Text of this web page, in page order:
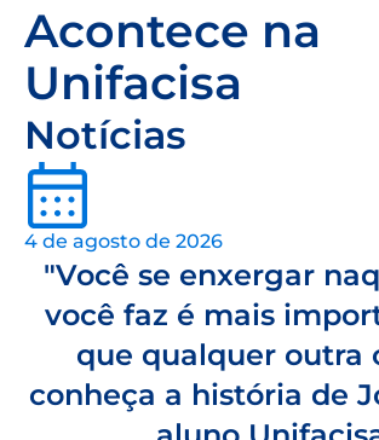
Acontece na
Unifacisa
Notícias
4 de agosto de 2026
"Você se enxergar
você faz é mais
que qualquer outra
conheça a história de